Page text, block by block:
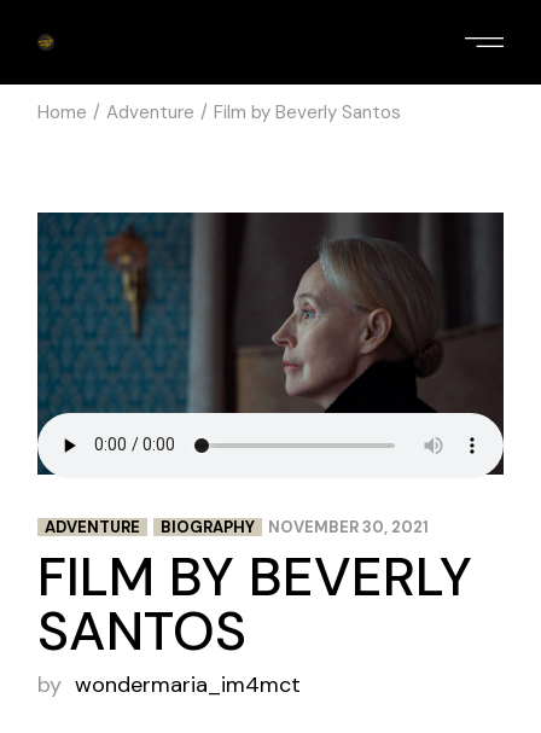
Home Adventure Film by Beverly Santos
ADVENTURE BIOGRAPHY NOVEMBER 30, 2021
FILM BY BEVERLY
SANTOS
by wondermaria_im4mct